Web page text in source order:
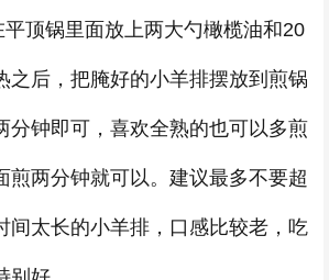
顶锅里面放上两大勺橄榄油和20
之后，把腌好的小羊排摆放到煎锅
分钟即可，喜欢全熟的也可以多煎
煎两分钟就可以。建议最多不要超
间太长的小羊排，口感比较老，吃